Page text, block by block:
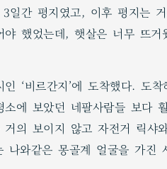
일간 평지였고, 이후 평지는
야 했었는데, 햇살은 너무 뜨
‘비르간지’에 도착했다. 도
에 보았던 네팔사람들 보다
거의 보이지 않고 자전거 릭
나와같은 몽골계 얼굴을 가진